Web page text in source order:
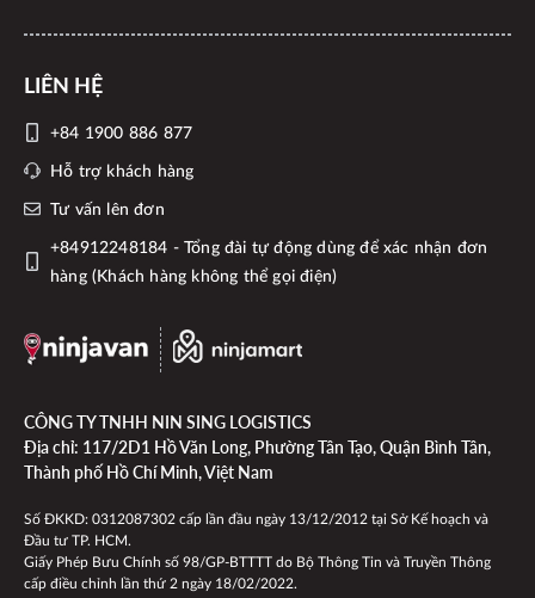
LIÊN HỆ
+84 1900 886 877
Hỗ trợ khách hàng
Tư vấn lên đơn
+84912248184 - Tổng đài tự động dùng để xác nhận đơn
hàng (Khách hàng không thể gọi điện)
CÔNG TY TNHH NIN SING LOGISTICS
Địa chỉ: 117/2D1 Hồ Văn Long, Phường Tân Tạo, Quận Bình Tân,
Thành phố Hồ Chí Minh, Việt Nam
Số ĐKKD: 0312087302 cấp lần đầu ngày 13/12/2012 tại Sở Kế hoạch và
Đầu tư TP. HCM.
Giấy Phép Bưu Chính số 98/GP-BTTTT do Bộ Thông Tin và Truyền Thông
cấp điều chỉnh lần thứ 2 ngày 18/02/2022.